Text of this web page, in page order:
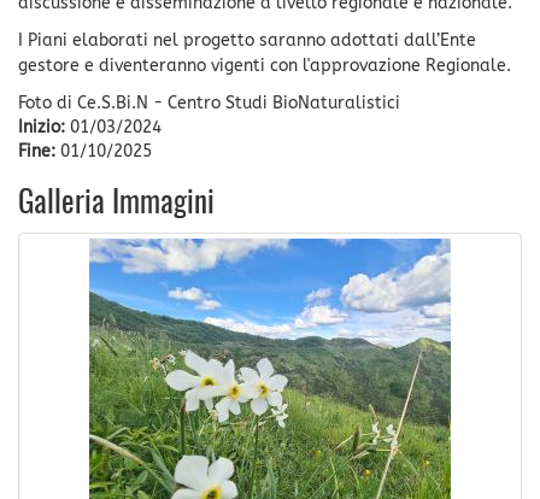
I Piani elaborati nel progetto saranno adottati dall’Ente
gestore e diventeranno vigenti con l'approvazione Regionale.
Foto di Ce.S.Bi.N - Centro Studi BioNaturalistici
Inizio: 01/03/2024
Fine: 01/10/2025
Galleria Immagini